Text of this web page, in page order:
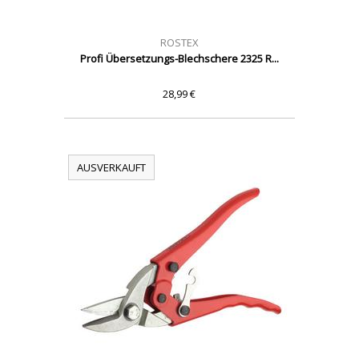
ROSTEX
Profi Übersetzungs-Blechschere 2325 R...
28,99 €
AUSVERKAUFT